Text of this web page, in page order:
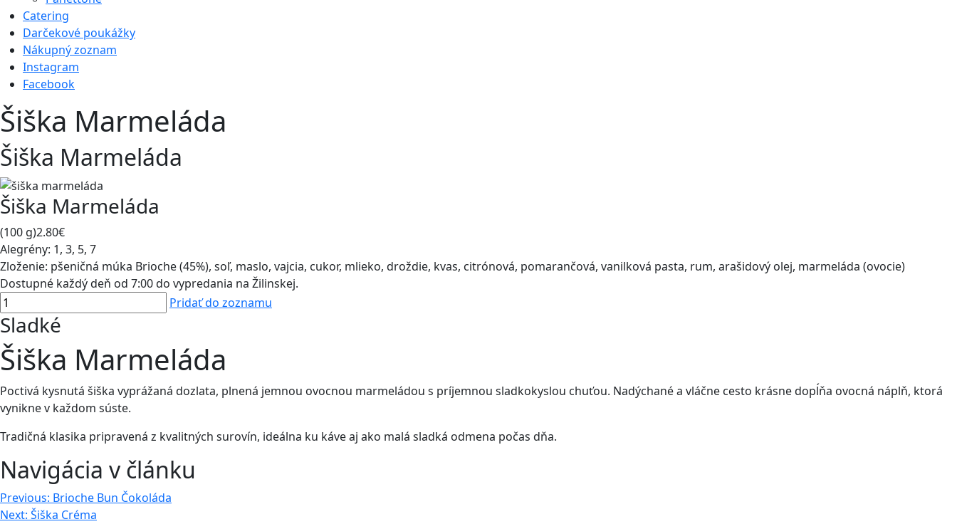
Catering
Darčekové poukážky
Nákupný zoznam
Instagram
Facebook
Šiška Marmeláda
Šiška Marmeláda
Šiška Marmeláda
(100 g)2.80€
Alegrény: 1, 3, 5, 7
Zloženie: pšeničná múka Brioche (45%), soľ, maslo, vajcia, cukor, mlieko, droždie, kvas, citrónová, pomarančová, vanilková pasta, rum, arašidový olej, marmeláda (ovocie)
Dostupné každý deň od 7:00 do vypredania na Žilinskej.
Pridať do zoznamu
Sladké
Šiška Marmeláda
Poctivá kysnutá šiška vyprážaná dozlata, plnená jemnou ovocnou marmeládou s príjemnou sladkokyslou chuťou. Nadýchané a vláčne cesto krásne dopĺňa ovocná náplň, ktorá
vynikne v každom súste.
Tradičná klasika pripravená z kvalitných surovín, ideálna ku káve aj ako malá sladká odmena počas dňa.
Navigácia v článku
Previous: Brioche Bun Čokoláda
Next: Šiška Créma